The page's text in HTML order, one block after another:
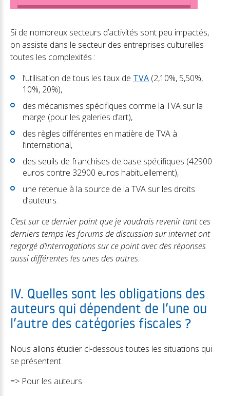
Si de nombreux secteurs d’activités sont peu impactés,
on assiste dans le secteur des entreprises culturelles
toutes les complexités :
l’utilisation de tous les taux de TVA (2,10%, 5,50%,
10%, 20%),
des mécanismes spécifiques comme la TVA sur la
marge (pour les galeries d’art),
des règles différentes en matière de TVA à
l’international,
des seuils de franchises de base spécifiques (42900
euros contre 32900 euros habituellement),
une retenue à la source de la TVA sur les droits
d’auteurs.
C’est sur ce dernier point que je voudrais revenir tant ces
derniers temps les forums de discussion sur internet ont
regorgé d’interrogations sur ce point avec des réponses
aussi différentes les unes des autres.
IV. Quelles sont les obligations des
auteurs qui dépendent de l’une ou
l’autre des catégories fiscales ?
Nous allons étudier ci-dessous toutes les situations qui
se présentent.
=> Pour les auteurs :